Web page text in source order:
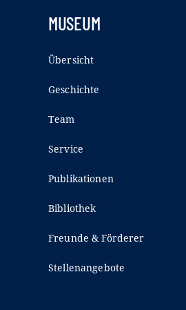
MUSEUM
Übersicht
Geschichte
Team
Service
Publikationen
Bibliothek
Freunde & Förderer
Stellenangebote